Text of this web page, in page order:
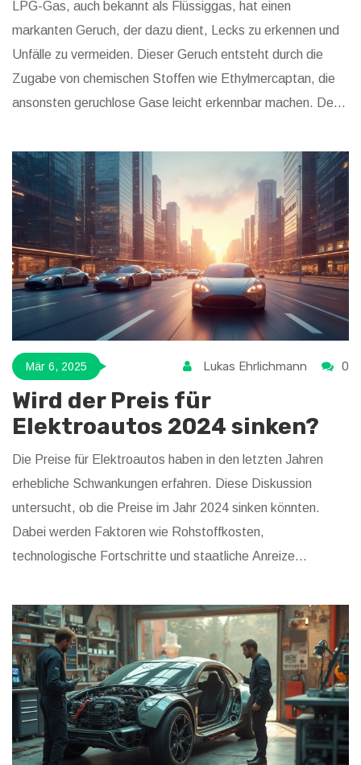
LPG-Gas, auch bekannt als Flüssiggas, hat einen
markanten Geruch, der dazu dient, Lecks zu erkennen und
Unfälle zu vermeiden. Dieser Geruch entsteht durch die
Zugabe von chemischen Stoffen wie Ethylmercaptan, die
ansonsten geruchlose Gase leicht erkennbar machen. Der
beschreibt seine chemische Grundlage und gibt praktische
Tipps zum Umgang mit LPG-Geruch. Sicherheit steht an
erster Stelle, wenn es um den Umgang mit Gasen geht.
Mär 6, 2025 Lukas Ehrlichmann 0
Wird der Preis für
Elektroautos 2024 sinken?
Die Preise für Elektroautos haben in den letzten Jahren
erhebliche Schwankungen erfahren. Diese Diskussion
untersucht, ob die Preise im Jahr 2024 sinken könnten.
Dabei werden Faktoren wie Rohstoffkosten,
technologische Fortschritte und staatliche Anreize
die Verfügbarkeit von Infrastruktur auf die Entwicklung der
Verkaufspreise auswirken könnte. Ein tieferer Einblick in
diese Themen könnte potenziellen Käufern eine bessere
Entscheidungsgrundlage bieten.